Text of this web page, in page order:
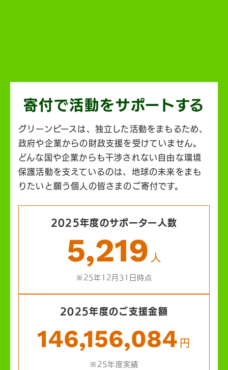
寄付で活動をサポートする
グリーンピースは、独立した活動をまもるため、
政府や企業からの財政支援を受けていません。
どんな国や企業からも干渉されない自由な環境
保護活動を支えているのは、地球の未来をまも
りたいと願う個人の皆さまのご寄付です。
2025年度のサポーター人数
5,219 人
※25年12月31日時点
2025年度のご支援金額
146,156,084 円
※25年度実績